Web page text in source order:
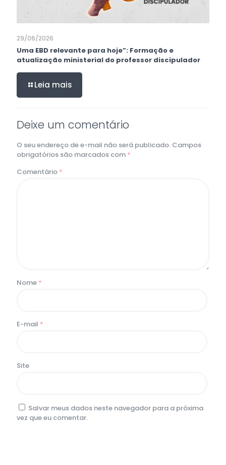
29/06/2026
Uma EBD relevante para hoje”: Formação e
atualização ministerial do professor discipulador
Leia mais
Deixe um comentário
O seu endereço de e-mail não será publicado. Campos
obrigatórios são marcados com *
Comentário *
Nome *
E-mail *
Site
Salvar meus dados neste navegador para a próxima
vez que eu comentar.